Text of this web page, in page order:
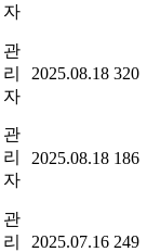
자
관
리
자
2025.08.18 320
관
리
자
2025.08.18 186
관
리
2025.07.16 249